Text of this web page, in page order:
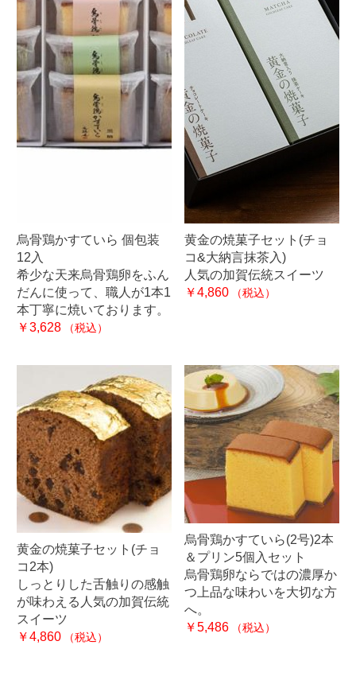
烏骨鶏かすていら 個包装
12入
希少な天来烏骨鶏卵をふん
だんに使って、職人が1本1
本丁寧に焼いております。
￥3,628
（税込）
黄金の焼菓子セット(チョ
コ&大納言抹茶入)
人気の加賀伝統スイーツ
￥4,860
（税込）
黄金の焼菓子セット(チョ
コ2本)
しっとりした舌触りの感触
が味わえる人気の加賀伝統
スイーツ
￥4,860
（税込）
烏骨鶏かすていら(2号)2本
＆プリン5個入セット
烏骨鶏卵ならではの濃厚か
つ上品な味わいを大切な方
へ。
￥5,486
（税込）